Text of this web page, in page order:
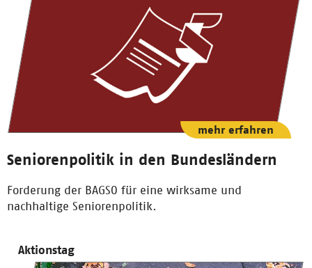
Seniorenpolitik in den Bundesländern
Forderung der BAGSO für eine wirksame und
nachhaltige Seniorenpolitik.
mehr erfahren
Aktionstag